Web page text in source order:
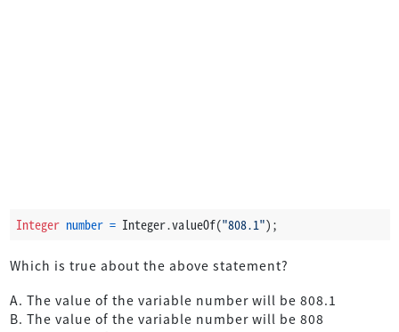
Integer number = Integer.valueOf("808.1");
Which is true about the above statement?
A. The value of the variable number will be 808.1
B. The value of the variable number will be 808